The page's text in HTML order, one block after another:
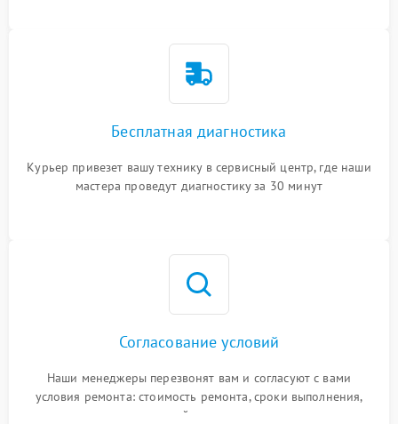
Бесплатная диагностика
Курьер привезет вашу технику в сервисный центр, где наши
мастера проведут диагностику за 30 минут
Согласование условий
Наши менеджеры перезвонят вам и согласуют с вами
условия ремонта: стоимость ремонта, сроки выполнения,
гарантийные условия